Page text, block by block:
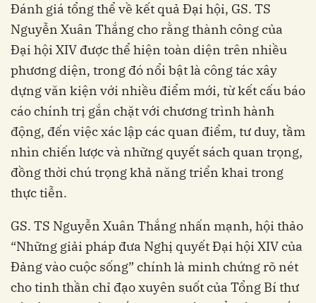
Đánh giá tổng thể về kết quả Đại hội, GS. TS
Nguyễn Xuân Thắng cho rằng thành công của
Đại hội XIV được thể hiện toàn diện trên nhiều
phương diện, trong đó nổi bật là công tác xây
dựng văn kiện với nhiều điểm mới, từ kết cấu báo
cáo chính trị gắn chặt với chương trình hành
động, đến việc xác lập các quan điểm, tư duy, tầm
nhìn chiến lược và những quyết sách quan trọng,
đồng thời chú trọng khả năng triển khai trong
thực tiễn.
GS. TS Nguyễn Xuân Thắng nhấn mạnh, hội thảo
“Những giải pháp đưa Nghị quyết Đại hội XIV của
Đảng vào cuộc sống” chính là minh chứng rõ nét
cho tinh thần chỉ đạo xuyên suốt của Tổng Bí thư